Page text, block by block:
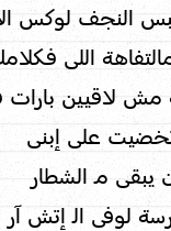
النجف لوكس
اللى
لاقيين
على إبنى
مـ الشطار
لوفى الـ إتش آر